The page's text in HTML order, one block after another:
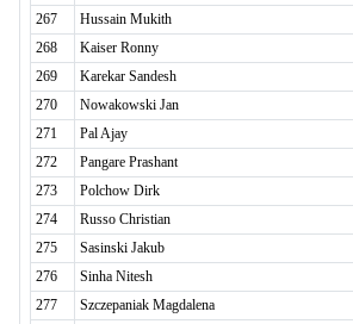
267
Hussain Mukith
268
Kaiser Ronny
269
Karekar Sandesh
270
Nowakowski Jan
271
Pal Ajay
272
Pangare Prashant
273
Polchow Dirk
274
Russo Christian
275
Sasinski Jakub
276
Sinha Nitesh
277
Szczepaniak Magdalena